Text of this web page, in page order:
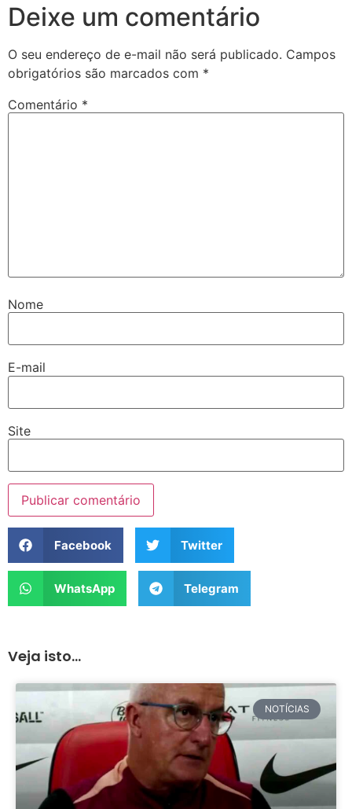
Deixe um comentário
O seu endereço de e-mail não será publicado. Campos
obrigatórios são marcados com *
Comentário *
Nome
E-mail
Site
Facebook Twitter
WhatsApp Telegram
Veja isto...
NOTÍCIAS